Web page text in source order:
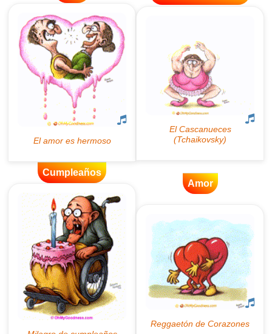
Cumpleaños
Amor